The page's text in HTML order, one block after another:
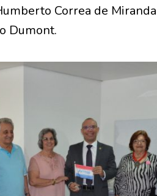
Correa de
Dumont.